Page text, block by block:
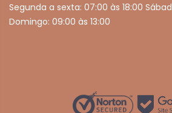
Segunda a sexta: 07:00 às 18:00
Domingo: 09:00 às 13:00